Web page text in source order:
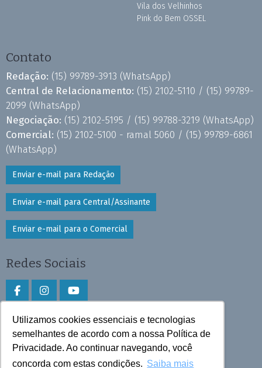
Utilizamos cookies essenciais e tecnologias
semelhantes de acordo com a nossa Política de
Privacidade. Ao continuar navegando, você
concorda com estas condições. Saiba mais
Vila dos Velhinhos
Pink do Bem OSSEL
Contato
Redação: (15) 99789-3913 (WhatsApp)
Central de Relacionamento: (15) 2102-5110 / (15) 99789-
2099 (WhatsApp)
Negociação: (15) 2102-5195 / (15) 99788-3219 (WhatsApp)
Comercial: (15) 2102-5100 - ramal 5060 / (15) 99789-6861
(WhatsApp)
Enviar e-mail para Redação
Enviar e-mail para Central/Assinante
Enviar e-mail para o Comercial
Redes Sociais
Faça download do aplicativo
Play Store e App Store